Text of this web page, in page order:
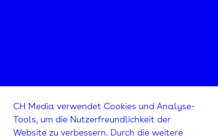
CH Media verwendet Cookies und Analyse-
Tools, um die Nutzerfreundlichkeit der
Website zu verbessern. Durch die weitere